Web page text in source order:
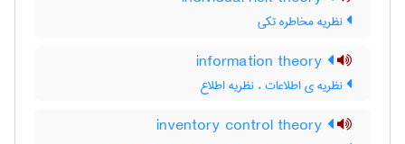
نظریه مخاطره تکی
نظریه ی اطلاعات ، نظریه اطلاع